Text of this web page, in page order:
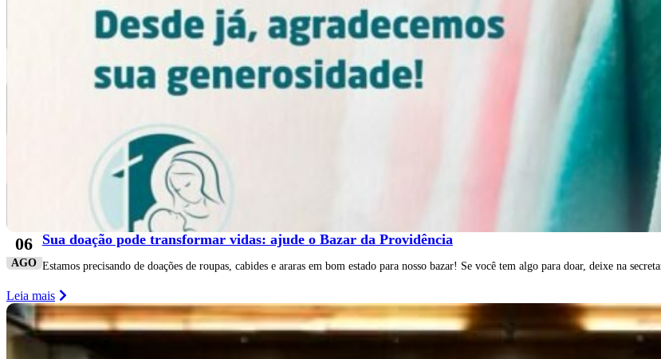
06
AGO
Sua doação pode transformar vidas: ajude o Bazar da Providência
Estamos precisando de doações de roupas, cabides e araras em bom estado para nosso bazar! Se você tem algo para doar, deixe na
Leia mais